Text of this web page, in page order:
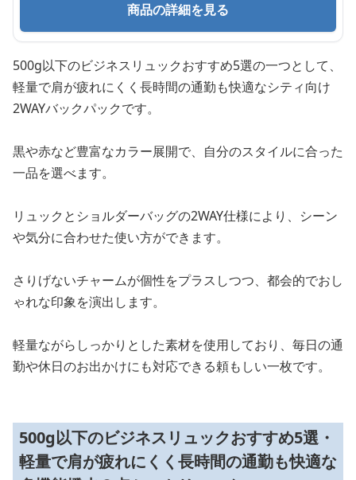
商品の詳細を見る
500g以下のビジネスリュックおすすめ5選の一つとして、
軽量で肩が疲れにくく長時間の通勤も快適なシティ向け
2WAYバックパックです。
黒や赤など豊富なカラー展開で、自分のスタイルに合った
一品を選べます。
リュックとショルダーバッグの2WAY仕様により、シーン
や気分に合わせた使い方ができます。
さりげないチャームが個性をプラスしつつ、都会的でおし
ゃれな印象を演出します。
軽量ながらしっかりとした素材を使用しており、毎日の通
勤や休日のお出かけにも対応できる頼もしい一枚です。
500g以下のビジネスリュックおすすめ5選・
軽量で肩が疲れにくく長時間の通勤も快適な